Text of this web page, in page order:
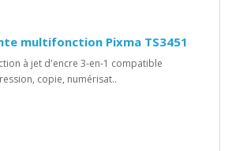
multifonction Pixma TS3451
à jet d'encre 3-en-1 compatible
copie, numérisat..